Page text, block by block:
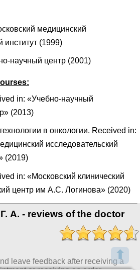
⬆
медицинский
институт (1999)
научный центр (2001)
in: «Учебно-научный
(2013)
в онкологии. Received in:
исследовательский
(2019)
in: «Московский клинический
центр им А.С. Логинова» (2020)
А. - reviews of the doctor
leave feedback after receiving a